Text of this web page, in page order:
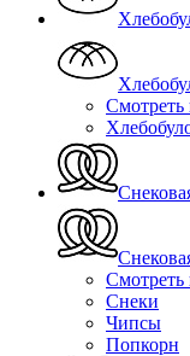
Смотреть
Смотреть
Снеки
Чипсы
Попкорн